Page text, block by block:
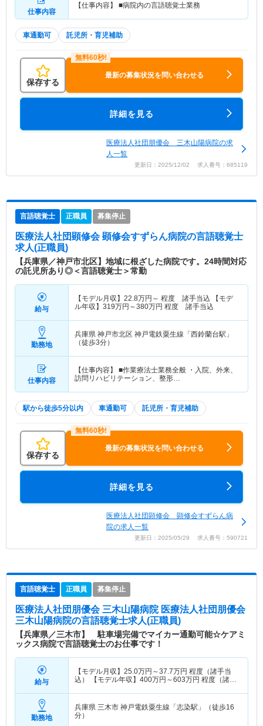
仕事内容
【仕事内容】 ■病院内の言語聴覚士業務
車通勤可 託児所・育児補助
保存する
最新の募集状況を問い合わせる
詳細を見る
医療法人社団朋優会 三木山陽病院の求
人一覧
更新日：2025/12/02 求人番号：685119
言語聴覚士 正職員 募集停止
医療法人社団顕修会 顕修会すずらん病院の言語聴覚士
求人(正職員)
【兵庫県／神戸市北区】地域に根ざした病院です。24時間対応
の託児所あり◎＜言語聴覚士＞常勤
給与
【モデル月収】 22.8万円～ 程度 諸手当込 【モデ
ル年収】 319万円～380万円 程度 諸手当込
勤務地
兵庫県 神戸市北区 神戸電鉄粟生線「西鈴蘭台駅」
（徒歩3分）
仕事内容
【仕事内容】 ■作業療法士業務全般 ・入院、外来、
訪問リハビリテーション、整形…
駅から徒歩5分以内 車通勤可 託児所・育児補助
保存する
最新の募集状況を問い合わせる
詳細を見る
医療法人社団顕修会 顕修会すずらん病
院の求人一覧
更新日：2025/05/29 求人番号：590721
言語聴覚士 正職員 募集停止
医療法人社団朋優会 三木山陽病院 医療法人社団朋優会
三木山陽病院の言語聴覚士求人(正職員)
【兵庫県／三木市】 駐車場完備でマイカー通勤可能☆ケアミ
ックス病院で言語聴覚士のお仕事です！
給与
【モデル月収】 25.0万円～37.7万円 程度（諸手当
込） 【モデル年収】 400万円～603万円 程度（諸手
勤務地
兵庫県 三木市 神戸電鉄粟生線「志染駅」（徒歩16
分）